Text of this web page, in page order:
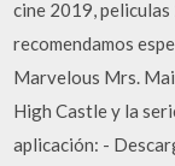
cine 2019,
recomendamos
Marvelous Mrs.
High Castle y la
aplicación: -